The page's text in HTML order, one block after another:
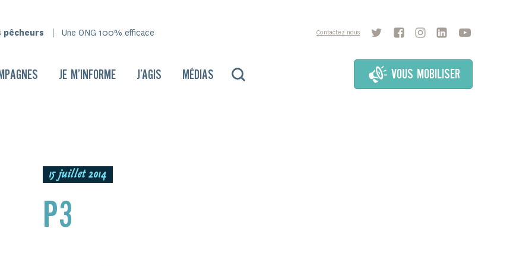
Une ONG 100% efficace Contactez nous
JE M’INFORME J’AGIS MÉDIAS VOUS MOBILISER
15 juillet 2014
P3